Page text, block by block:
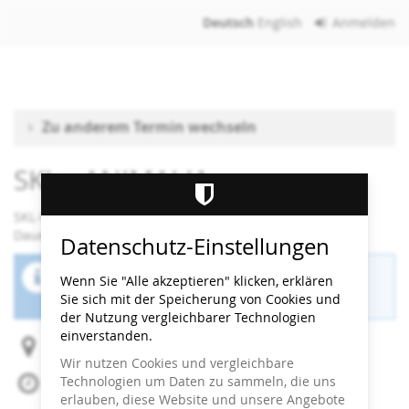
Deutsch English Anmelden
Zu anderem Termin wechseln
SKL - ANIMALIA
SKL-Workshop
Dauer: 90 Minuten
Der Buchungszeitraum für diese Veranstaltung
ist beendet.
Heidi Horten Collection
Do, 11. Juni 2026
Beginn:14:15Uhr
Datenschutz-Einstellungen
Wenn Sie "Alle akzeptieren" klicken, erklären
Sie sich mit der Speicherung von Cookies und
der Nutzung vergleichbarer Technologien
einverstanden.
Wir nutzen Cookies und vergleichbare
Technologien um Daten zu sammeln, die uns
erlauben, diese Website und unsere Angebote